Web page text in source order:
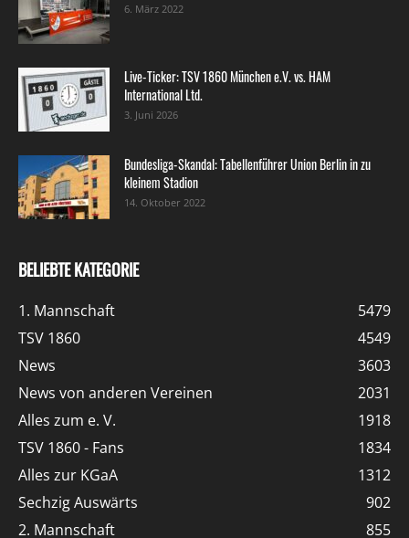
6. März 2022
Live-Ticker: TSV 1860 München e.V. vs. HAM
International Ltd.
3. Juni 2026
Bundesliga-Skandal: Tabellenführer Union Berlin in zu
kleinem Stadion
14. Oktober 2022
BELIEBTE KATEGORIE
1. Mannschaft
5479
TSV 1860
4549
News
3603
News von anderen Vereinen
2031
Alles zum e. V.
1918
TSV 1860 - Fans
1834
Alles zur KGaA
1312
Sechzig Auswärts
902
2. Mannschaft
855